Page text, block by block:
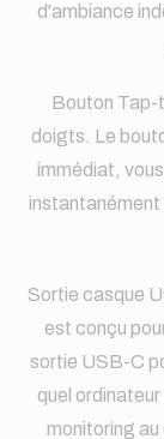
d'ambiance
Bouton Tap-
doigts. Le
immédiat,
instantanément
Sortie casque
est conçu
sortie USB-C
quel
monitoring